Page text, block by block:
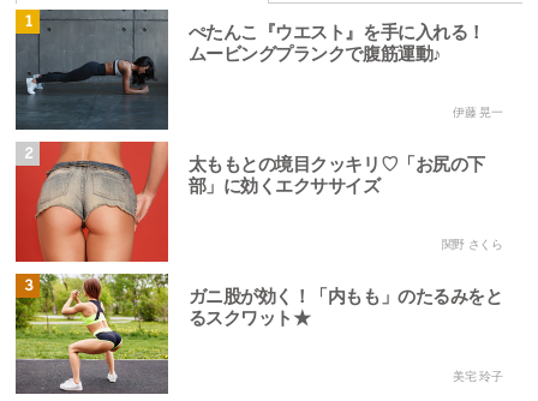
1
ぺたんこ『ウエスト』を手に入れる！
ムービングプランクで腹筋運動♪
伊藤 晃一
2
太ももとの境目クッキリ♡「お尻の下
部」に効くエクササイズ
関野 さくら
3
ガニ股が効く！「内もも」のたるみをと
るスクワット★
美宅 玲子